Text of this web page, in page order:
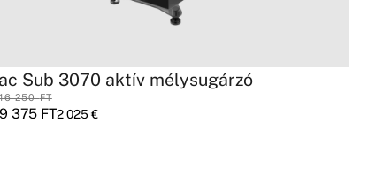
Sub 3070 aktív mélysugárzó
250FT
375 FT2 025€